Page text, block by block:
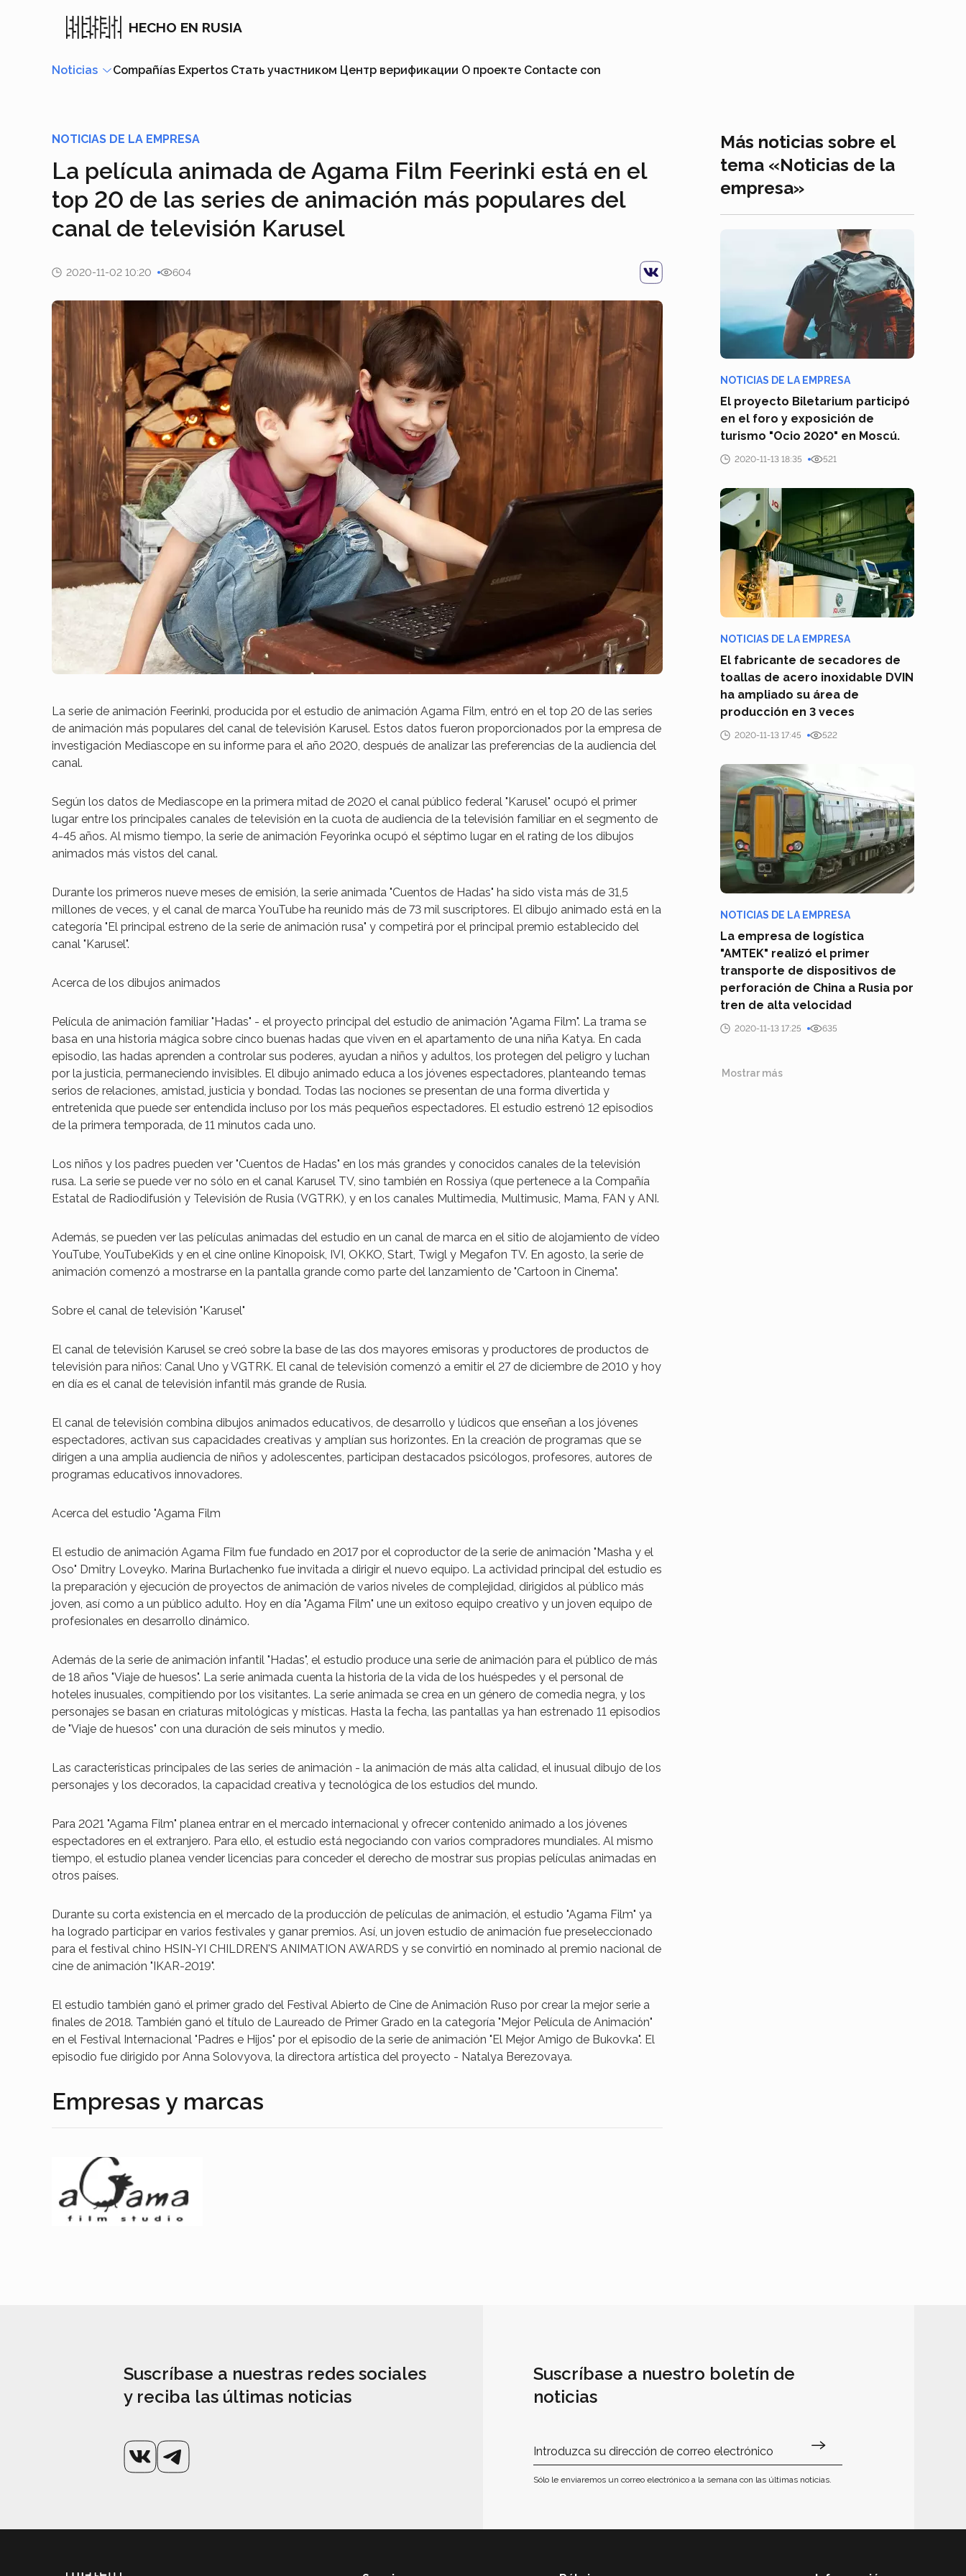
HECHO EN RUSIA
Noticias Compañías Expertos Стать участником Центр верификации О проекте Contacte con
NOTICIAS DE LA EMPRESA
La película animada de Agama Film Feerinki está en el
top 20 de las series de animación más populares del
canal de televisión Karusel
2020-11-02 10:20 604
La serie de animación Feerinki, producida por el estudio de animación Agama Film, entró en el top 20 de las series
de animación más populares del canal de televisión Karusel. Estos datos fueron proporcionados por la empresa de
investigación Mediascope en su informe para el año 2020, después de analizar las preferencias de la audiencia del
canal.
Según los datos de Mediascope en la primera mitad de 2020 el canal público federal "Karusel" ocupó el primer
lugar entre los principales canales de televisión en la cuota de audiencia de la televisión familiar en el segmento de
4-45 años. Al mismo tiempo, la serie de animación Feyorinka ocupó el séptimo lugar en el rating de los dibujos
animados más vistos del canal.
Durante los primeros nueve meses de emisión, la serie animada "Cuentos de Hadas" ha sido vista más de 31,5
millones de veces, y el canal de marca YouTube ha reunido más de 73 mil suscriptores. El dibujo animado está en la
categoría "El principal estreno de la serie de animación rusa" y competirá por el principal premio establecido del
canal "Karusel".
Acerca de los dibujos animados
Película de animación familiar "Hadas" - el proyecto principal del estudio de animación "Agama Film". La trama se
basa en una historia mágica sobre cinco buenas hadas que viven en el apartamento de una niña Katya. En cada
episodio, las hadas aprenden a controlar sus poderes, ayudan a niños y adultos, los protegen del peligro y luchan
por la justicia, permaneciendo invisibles. El dibujo animado educa a los jóvenes espectadores, planteando temas
serios de relaciones, amistad, justicia y bondad. Todas las nociones se presentan de una forma divertida y
entretenida que puede ser entendida incluso por los más pequeños espectadores. El estudio estrenó 12 episodios
de la primera temporada, de 11 minutos cada uno.
Los niños y los padres pueden ver "Cuentos de Hadas" en los más grandes y conocidos canales de la televisión
rusa. La serie se puede ver no sólo en el canal Karusel TV, sino también en Rossiya (que pertenece a la Compañía
Estatal de Radiodifusión y Televisión de Rusia (VGTRK), y en los canales Multimedia, Multimusic, Mama, FAN y ANI.
Además, se pueden ver las películas animadas del estudio en un canal de marca en el sitio de alojamiento de vídeo
YouTube, YouTubeKids y en el cine online Kinopoisk, IVI, OKKO, Start, Twigl y Megafon TV. En agosto, la serie de
animación comenzó a mostrarse en la pantalla grande como parte del lanzamiento de "Cartoon in Cinema".
Sobre el canal de televisión "Karusel"
El canal de televisión Karusel se creó sobre la base de las dos mayores emisoras y productores de productos de
televisión para niños: Canal Uno y VGTRK. El canal de televisión comenzó a emitir el 27 de diciembre de 2010 y hoy
en día es el canal de televisión infantil más grande de Rusia.
El canal de televisión combina dibujos animados educativos, de desarrollo y lúdicos que enseñan a los jóvenes
espectadores, activan sus capacidades creativas y amplían sus horizontes. En la creación de programas que se
dirigen a una amplia audiencia de niños y adolescentes, participan destacados psicólogos, profesores, autores de
programas educativos innovadores.
Acerca del estudio "Agama Film
El estudio de animación Agama Film fue fundado en 2017 por el coproductor de la serie de animación "Masha y el
Oso" Dmitry Loveyko. Marina Burlachenko fue invitada a dirigir el nuevo equipo. La actividad principal del estudio es
la preparación y ejecución de proyectos de animación de varios niveles de complejidad, dirigidos al público más
joven, así como a un público adulto. Hoy en día "Agama Film" une un exitoso equipo creativo y un joven equipo de
profesionales en desarrollo dinámico.
Además de la serie de animación infantil "Hadas", el estudio produce una serie de animación para el público de más
de 18 años "Viaje de huesos". La serie animada cuenta la historia de la vida de los huéspedes y el personal de
hoteles inusuales, compitiendo por los visitantes. La serie animada se crea en un género de comedia negra, y los
personajes se basan en criaturas mitológicas y místicas. Hasta la fecha, las pantallas ya han estrenado 11 episodios
de "Viaje de huesos" con una duración de seis minutos y medio.
Las características principales de las series de animación - la animación de más alta calidad, el inusual dibujo de los
personajes y los decorados, la capacidad creativa y tecnológica de los estudios del mundo.
Para 2021 "Agama Film" planea entrar en el mercado internacional y ofrecer contenido animado a los jóvenes
espectadores en el extranjero. Para ello, el estudio está negociando con varios compradores mundiales. Al mismo
tiempo, el estudio planea vender licencias para conceder el derecho de mostrar sus propias películas animadas en
otros países.
Durante su corta existencia en el mercado de la producción de películas de animación, el estudio "Agama Film" ya
ha logrado participar en varios festivales y ganar premios. Así, un joven estudio de animación fue preseleccionado
para el festival chino HSIN-YI CHILDREN'S ANIMATION AWARDS y se convirtió en nominado al premio nacional de
cine de animación "IKAR-2019".
El estudio también ganó el primer grado del Festival Abierto de Cine de Animación Ruso por crear la mejor serie a
finales de 2018. También ganó el título de Laureado de Primer Grado en la categoría "Mejor Película de Animación"
en el Festival Internacional "Padres e Hijos" por el episodio de la serie de animación "El Mejor Amigo de Bukovka". El
episodio fue dirigido por Anna Solovyova, la directora artística del proyecto - Natalya Berezovaya.
Empresas y marcas
Más noticias sobre el
tema «Noticias de la
empresa»
NOTICIAS DE LA EMPRESA
El proyecto Biletarium participó
en el foro y exposición de
turismo "Ocio 2020" en Moscú.
2020-11-13 18:35 521
NOTICIAS DE LA EMPRESA
El fabricante de secadores de
toallas de acero inoxidable DVIN
ha ampliado su área de
producción en 3 veces
2020-11-13 17:45 522
NOTICIAS DE LA EMPRESA
La empresa de logística
"AMTEK" realizó el primer
transporte de dispositivos de
perforación de China a Rusia por
tren de alta velocidad
2020-11-13 17:25 635
Mostrar más
Suscríbase a nuestras redes sociales
y reciba las últimas noticias
Suscríbase a nuestro boletín de
noticias
Sólo le enviaremos un correo electrónico a la semana con las últimas noticias.